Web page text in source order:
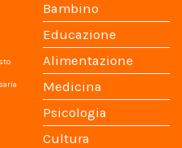
Bambino
Educazione
Alimentazione
Medicina
Psicologia
Cultura